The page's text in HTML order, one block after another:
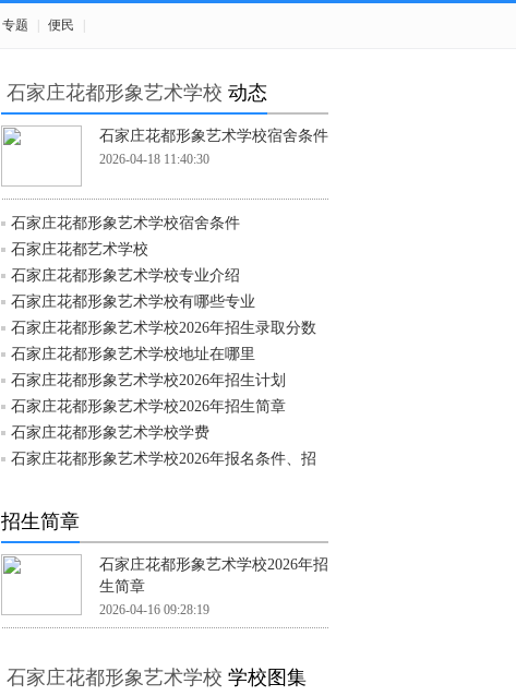
专题 便民
石家庄花都形象艺术学校 动态
石家庄花都形象艺术学校宿舍条件
2026-04-18 11:40:30
石家庄花都形象艺术学校宿舍条件
石家庄花都艺术学校
石家庄花都形象艺术学校专业介绍
石家庄花都形象艺术学校有哪些专业
石家庄花都形象艺术学校2026年招生录取分数
石家庄花都形象艺术学校地址在哪里
石家庄花都形象艺术学校2026年招生计划
石家庄花都形象艺术学校2026年招生简章
石家庄花都形象艺术学校学费
石家庄花都形象艺术学校2026年报名条件、招
招生简章
石家庄花都形象艺术学校2026年招
生简章
2026-04-16 09:28:19
石家庄花都形象艺术学校 学校图集